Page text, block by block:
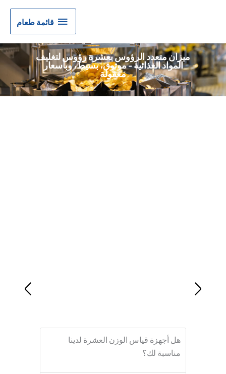
قائمة
طعام
قائمة طعام
ميزان متعدد الرؤوس بعشرة رؤوس لتغليف
المواد الغذائية - موثوق، بسيط، وبأسعار
معقولة
هل أجهزة قياس الوزن العشرة لدينا
مناسبة لك؟